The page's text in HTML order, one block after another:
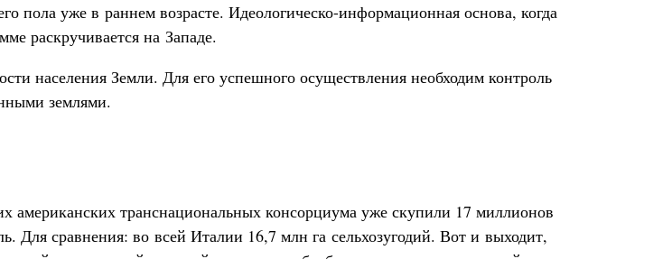
пола уже в раннем возрасте. Идеологическо-информационная основа, когда
раскручивается на Западе.
населения Земли. Для его успешного осуществления необходим контроль
землями.
американских транснациональных консорциума уже скупили 17 миллионов
Для сравнения: во всей Италии 16,7 млн га сельхозугодий. Вот и выходит,